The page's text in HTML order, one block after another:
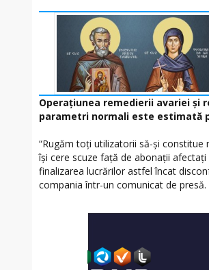
Operaţiunea remedierii avariei şi
parametri normali este estimată
“Rugăm toţi utilizatorii să-şi constitue
își cere scuze față de abonații
finalizarea lucrărilor astfel încat
compania într-un comunicat de presă.